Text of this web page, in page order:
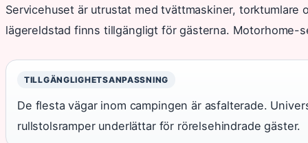
Servicehuset är utrustat med tvättmaskiner,
lägereldstad finns tillgängligt för gästerna. Motorhome-
TILLGÄNGLIGHETSANPASSNING
De flesta vägar inom campingen är asfalterade.
rullstolsramper underlättar för rörelsehindrade gäster.